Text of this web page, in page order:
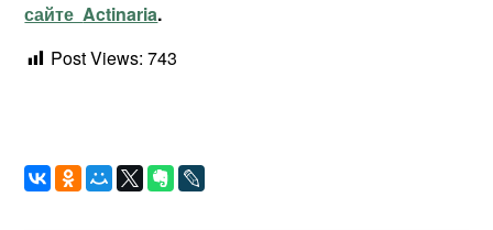
сайтеActinaria.
Post Views: 743